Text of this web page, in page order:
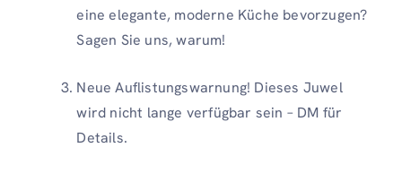
eine elegante, moderne Küche bevorzugen?
Sagen Sie uns, warum!
Neue Auflistungswarnung! Dieses Juwel
wird nicht lange verfügbar sein – DM für
Details.